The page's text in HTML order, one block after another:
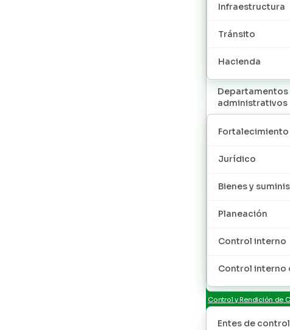
Infraestructura
Tránsito
Hacienda
Departamentos
administrativos
Jurídico
Bienes y
Planeación
Control interno
Control interno
Control y Rendición de
Entes de control